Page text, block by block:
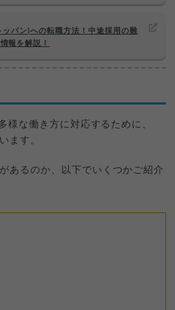
ッパン)への転職方法！中途採用の難
報を解説！
様な働き方に対応するために、
ます。
あるのか、以下でいくつかご紹介